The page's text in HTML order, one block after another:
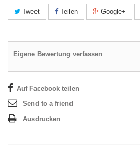
Tweet Teilen Google+
Eigene Bewertung verfassen
Auf Facebook teilen
Send to a friend
Ausdrucken